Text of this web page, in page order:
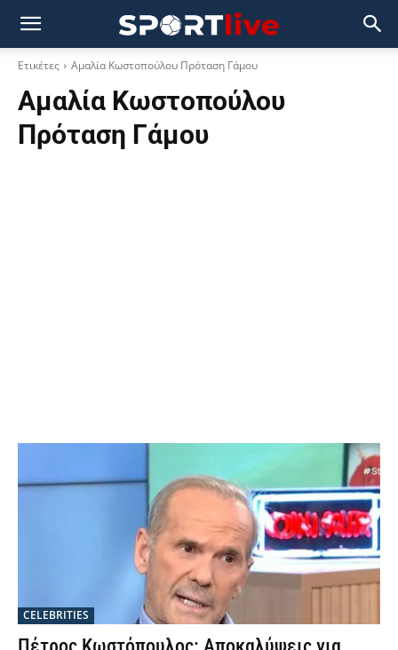
Ετικέτες Αμαλία Κωστοπούλου Πρόταση Γάμου
Αμαλία Κωστοπούλου
Πρόταση Γάμου
CELEBRITIES